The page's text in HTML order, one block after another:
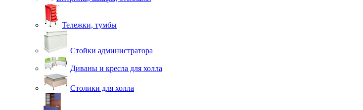
Тележки, тумбы
Стойки администратора
Диваны и кресла для холла
Столики для холла